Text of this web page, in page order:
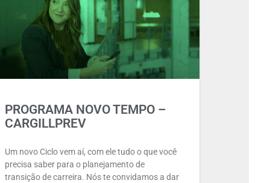
PROGRAMA NOVO TEMPO –
CARGILLPREV
Um novo Ciclo vem aí, com ele tudo o que você
precisa saber para o planejamento de
transição de carreira. Nós te convidamos a dar